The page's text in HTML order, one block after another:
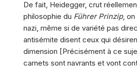
De fait, Heidegger, crut
philosophie du Führer Prinzip, on
nazi, même si de variété pas
antisémite disent ceux qui
dimension [Précisément à ce
carnets sont navrants et vont